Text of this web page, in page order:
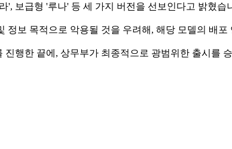
', 보급형 '루나' 등 세 가지 버전을 선보인다고 밝혔습
보 목적으로 악용될 것을 우려해, 해당 모델의 배포
행한 끝에, 상무부가 최종적으로 광범위한 출시를